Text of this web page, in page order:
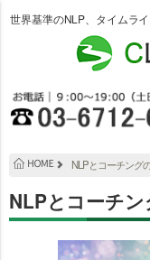
世界基準のNLP、タイムラ
NLPとコーチング
NLPとコーチ